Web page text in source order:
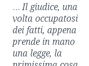
…Il giudice, una
volta occupatosi
dei fatti, appena
prende in mano
una legge, la